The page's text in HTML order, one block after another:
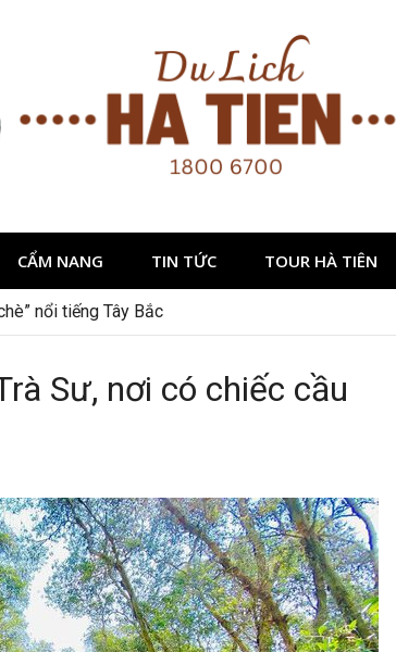
CẨM NANG TIN TỨC TOUR HÀ TIÊN
nổi tiếng Tây Bắc
9 ở Đà Lạt nên ghé
Sư, nơi có chiếc cầu